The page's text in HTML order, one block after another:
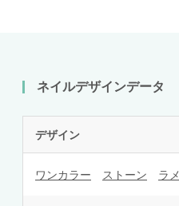
ネイルデザインデータ
デザイン
ワンカラー ストーン ラメ